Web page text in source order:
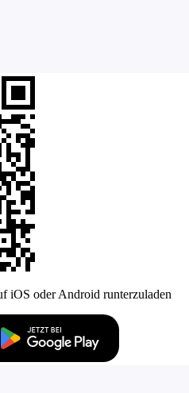
iOS oder Android runterzuladen